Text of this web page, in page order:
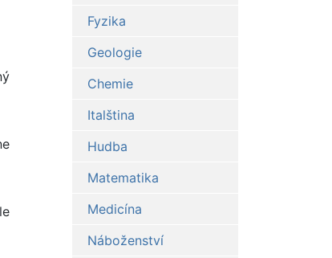
Fyzika
Geologie
Chemie
Italština
Hudba
Matematika
Medicína
Náboženství